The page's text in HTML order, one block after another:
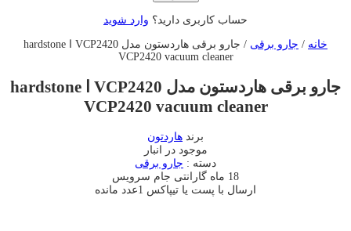
حساب کاربری دارید؟ وارد شوید
خانه / جارو برقی
/ جارو برقی هاردستون مدل VCP2420 ا hardstone
VCP2420 vacuum cleaner
جارو برقی هاردستون مدل VCP2420 ا hardstone
VCP2420 vacuum cleaner
برند هاردتون
موجود در انبار
دسته : جارو برقی
18 ماه گارانتی جام سرویس
ارسال با پست یا تیپاکس 1عدد مانده